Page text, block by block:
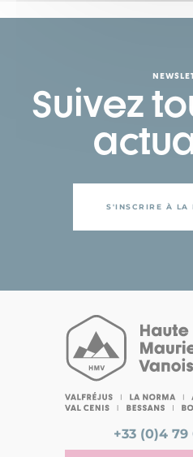
Suivez
S'INSCRIRE À LA
+33 (0)4